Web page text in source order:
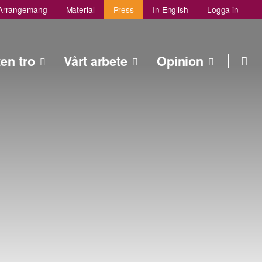
Material Press In English Logga in
tro Vårt arbete Opinion Sök